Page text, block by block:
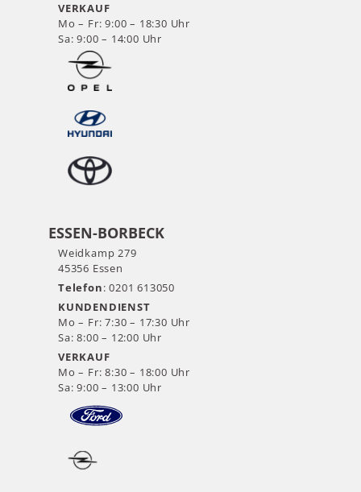
VERKAUF
Mo – Fr: 9:00 – 18:30 Uhr
Sa: 9:00 – 14:00 Uhr
ESSEN-BORBECK
Weidkamp 279
45356 Essen
Telefon: 0201 613050
KUNDENDIENST
Mo – Fr: 7:30 – 17:30 Uhr
Sa: 8:00 – 12:00 Uhr
VERKAUF
Mo – Fr: 8:30 – 18:00 Uhr
Sa: 9:00 – 13:00 Uhr